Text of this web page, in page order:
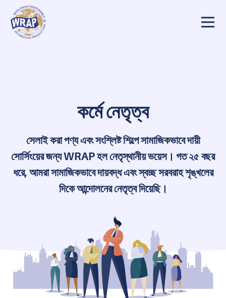
কর্মে নেতৃত্ব
সেলাই করা পণ্য এবং সংশ্লিষ্ট শিল্পে সামাজিকভাবে দায়ী
সোর্সিংয়ের জন্য WRAP হল নেতৃস্থানীয় ভয়েস। গত ২৫ বছর
ধরে, আমরা সামাজিকভাবে দায়বদ্ধ এবং স্বচ্ছ সরবরাহ শৃঙ্খলের
দিকে আন্দোলনের নেতৃত্ব দিয়েছি।